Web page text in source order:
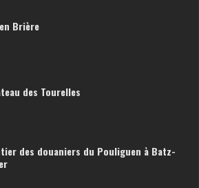
Brière
des Tourelles
des douaniers du Pouliguen à Batz-